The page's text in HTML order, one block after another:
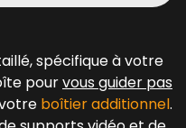
spécifique à votre
pourvous guider pas
boîtier additionnel.